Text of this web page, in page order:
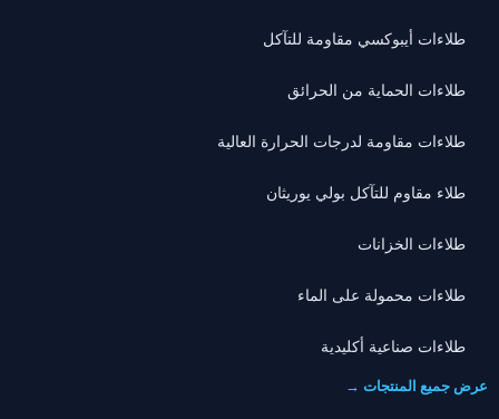
طلاءات أيبوكسي مقاومة للتآكل
طلاءات الحماية من الحرائق
طلاءات مقاومة لدرجات الحرارة العالية
طلاء مقاوم للتآكل بولي يوريثان
طلاءات الخزانات
طلاءات محمولة على الماء
طلاءات صناعية أكليدية
عرض جميع المنتجات →